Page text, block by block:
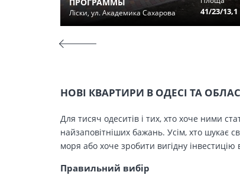
Ліски, ул. Академика Сахарова 41/23/13,1
НОВІ КВАРТИРИ В ОДЕСІ ТА
Для тисяч одеситів і тих, хто хоче ними
найзаповітніших бажань. Усім, хто шукає
моря або хоче зробити вигідну
Правильний вибір